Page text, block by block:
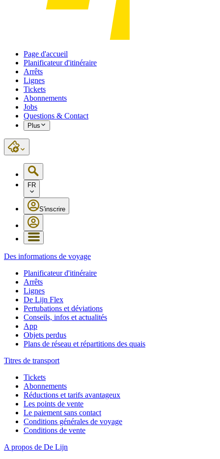
Page d'accueil
Planificateur d'itinéraire
Arrêts
Lignes
Tickets
Abonnements
Jobs
Questions & Contact
Plus
FR
S'inscrire
Des informations de voyage
Planificateur d'itinéraire
Arrêts
Lignes
De Lijn Flex
Pertubations et déviations
Conseils, infos et actualités
App
Objets perdus
Plans de réseau et répartitions des quais
Titres de transport
Tickets
Abonnements
Réductions et tarifs avantageux
Les points de vente
Le paiement sans contact
Conditions générales de voyage
Conditions de vente
A propos de De Lijn